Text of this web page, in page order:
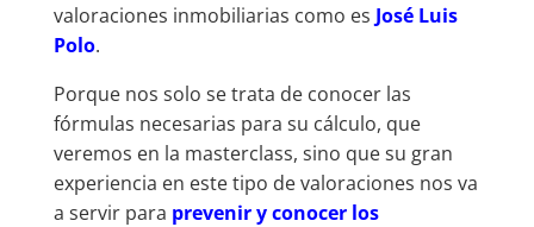
valoraciones inmobiliarias como es José Luis
Polo.
Porque nos solo se trata de conocer las
fórmulas necesarias para su cálculo, que
veremos en la masterclass, sino que su gran
experiencia en este tipo de valoraciones nos va
a servir para prevenir y conocer los